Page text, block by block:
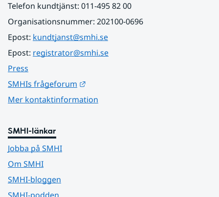
Telefon kundtjänst: 011-495 82 00
Organisationsnummer: 202100-0696
Epost: kundtjanst@smhi.se
Epost: registrator@smhi.se
Press
SMHIs frågeforum
Mer kontaktinformation
SMHI-länkar
Jobba på SMHI
Om SMHI
SMHI-bloggen